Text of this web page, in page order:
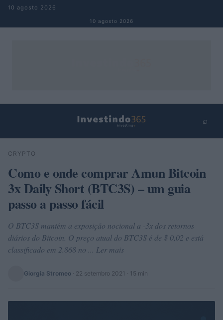
Pular para o conteúdo
10 agosto 2026
10 agosto 2026
⌕
Buscar
CRYPTO
Como e onde comprar Amun Bitcoin
3x Daily Short (BTC3S) – um guia
passo a passo fácil
O BTC3S mantém a exposição nocional a -3x dos retornos
diários do Bitcoin. O preço atual do BTC3S é de $ 0,02 e está
classificado em 2.868 no ... Ler mais
Giorgia Stromeo · 22 setembro 2021 · 15 min